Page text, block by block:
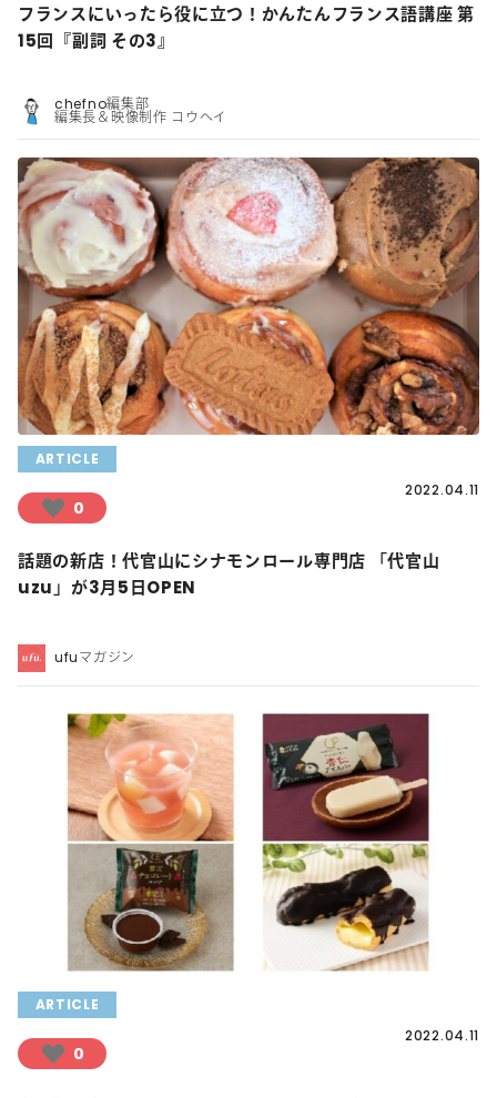
フランスにいったら役に立つ！かんたんフランス語講座 第
15回『副詞 その3』
chefno編集部
編集長＆映像制作 コウヘイ
ARTICLE
0
2022.04.11
話題の新店！代官山にシナモンロール専門店 「代官山
uzu」が3月5日OPEN
ufuマガジン
ARTICLE
0
2022.04.11